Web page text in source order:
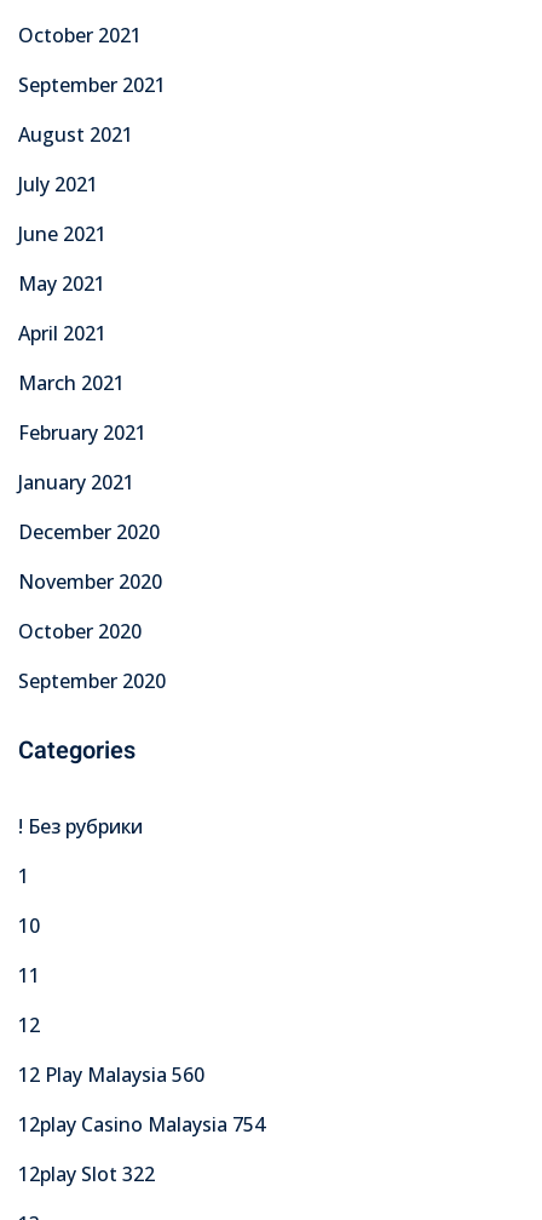
October 2021
September 2021
August 2021
July 2021
June 2021
May 2021
April 2021
March 2021
February 2021
January 2021
December 2020
November 2020
October 2020
September 2020
Categories
! Без рубрики
1
10
11
12
12 Play Malaysia 560
12play Casino Malaysia 754
12play Slot 322